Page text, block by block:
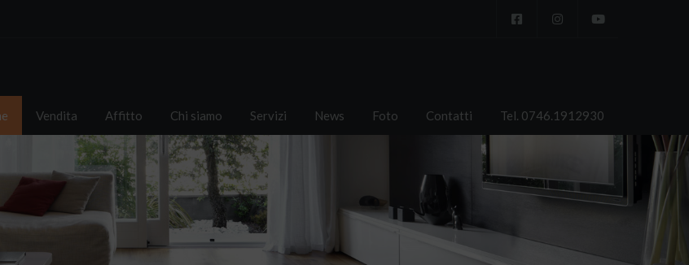
Vendita Affitto Chi siamo Servizi News Foto Contatti Tel. 0746.1912930